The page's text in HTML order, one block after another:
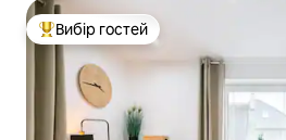
Топ вибір гостей
Вибір гостей